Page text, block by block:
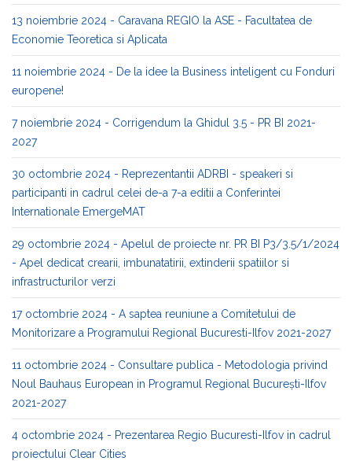
13 noiembrie 2024 - Caravana REGIO la ASE - Facultatea de
Economie Teoretica si Aplicata
11 noiembrie 2024 - De la idee la Business inteligent cu Fonduri
europene!
7 noiembrie 2024 - Corrigendum la Ghidul 3.5 - PR BI 2021-
2027
30 octombrie 2024 - Reprezentantii ADRBI - speakeri si
participanti in cadrul celei de-a 7-a editii a Conferintei
Internationale EmergeMAT
29 octombrie 2024 - Apelul de proiecte nr. PR BI P3/3.5/1/2024
- Apel dedicat crearii, imbunatatirii, extinderii spatiilor si
infrastructurilor verzi
17 octombrie 2024 - A saptea reuniune a Comitetului de
Monitorizare a Programului Regional Bucuresti-Ilfov 2021-2027
11 octombrie 2024 - Consultare publica - Metodologia privind
Noul Bauhaus European in Programul Regional București-Ilfov
2021-2027
4 octombrie 2024 - Prezentarea Regio Bucuresti-Ilfov in cadrul
proiectului Clear Cities